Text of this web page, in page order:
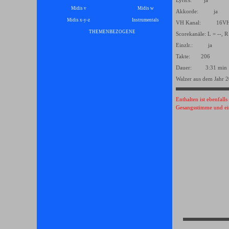
Midis v Midis w
Midis x-y-z Instrumentals
THEMENBEZOGENE ▼
Akkorde: ja
VH Kanal:
Scorekanäle: L = --, R
Einzlr.: ja
Takte: 206
Dauer: 3:31 min
Walzer aus dem Jahr
Enthalten ist
Gesangsstimme und